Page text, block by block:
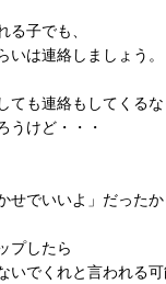
子でも、
は連絡しましょう。
も連絡もしてくるな
うけど・・・
せでいいよ」だったか
プしたら
いでくれと言われる